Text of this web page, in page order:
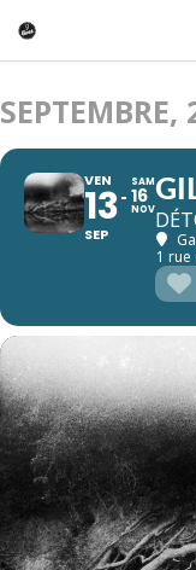
SEPTEMBRE,
VEN
13
SEP
SAM
16
NOV
1 rue